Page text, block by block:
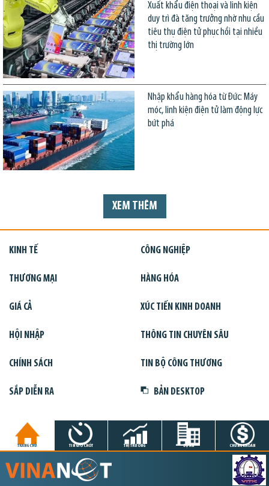
Xuất khẩu điện thoại và linh kiện
duy trì đà tăng trưởng nhờ nhu cầu
tiêu thụ điện tử phục hồi tại nhiều
thị trường lớn
Nhập khẩu hàng hóa từ Đức: Máy
móc, linh kiện điện tử làm động lực
bứt phá
XEM THÊM
KINH TẾ CÔNG NGHIỆP
THƯƠNG MẠI HÀNG HÓA
GIÁ CẢ XÚC TIẾN KINH DOANH
HỘI NHẬP THÔNG TIN CHUYÊN SÂU
CHÍNH SÁCH TIN BỘ CÔNG THƯƠNG
SẮP DIỄN RA BẢN DESKTOP
TRANG CHỦ TIN GIỜ CHÓT THỊ TRƯỜNG DỰ ÁN CHỨNG KHOÁN